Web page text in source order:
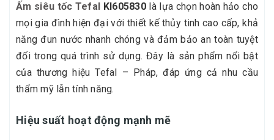
Ấm siêu tốc Tefal KI605830là lựa chọn hoàn hảo cho
mọi gia đình hiện đại với thiết kế thủy tinh cao cấp, khả
năng đun nước nhanh chóng và đảm bảo an toàn tuyệt
đối trong quá trình sử dụng. Đây là sản phẩm nổi bật
của thương hiệu Tefal – Pháp, đáp ứng cả nhu cầu
thẩm mỹ lẫn tính năng.
Hiệu suất hoạt động mạnh mẽ